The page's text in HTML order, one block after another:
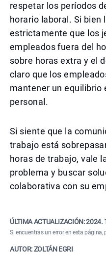
respetar los períodos
horario laboral. Si bien
estrictamente que los
empleados fuera del
sobre horas extra y el
claro que los
mantener un equilibrio
personal.
Si siente que la
trabajo está
horas de trabajo, vale
problema y buscar
colaborativa con su
ÚLTIMA ACTUALIZACIÓN:2024.
Si encuentras un error en esta página,
AUTOR: ZOLTÁN EGRI